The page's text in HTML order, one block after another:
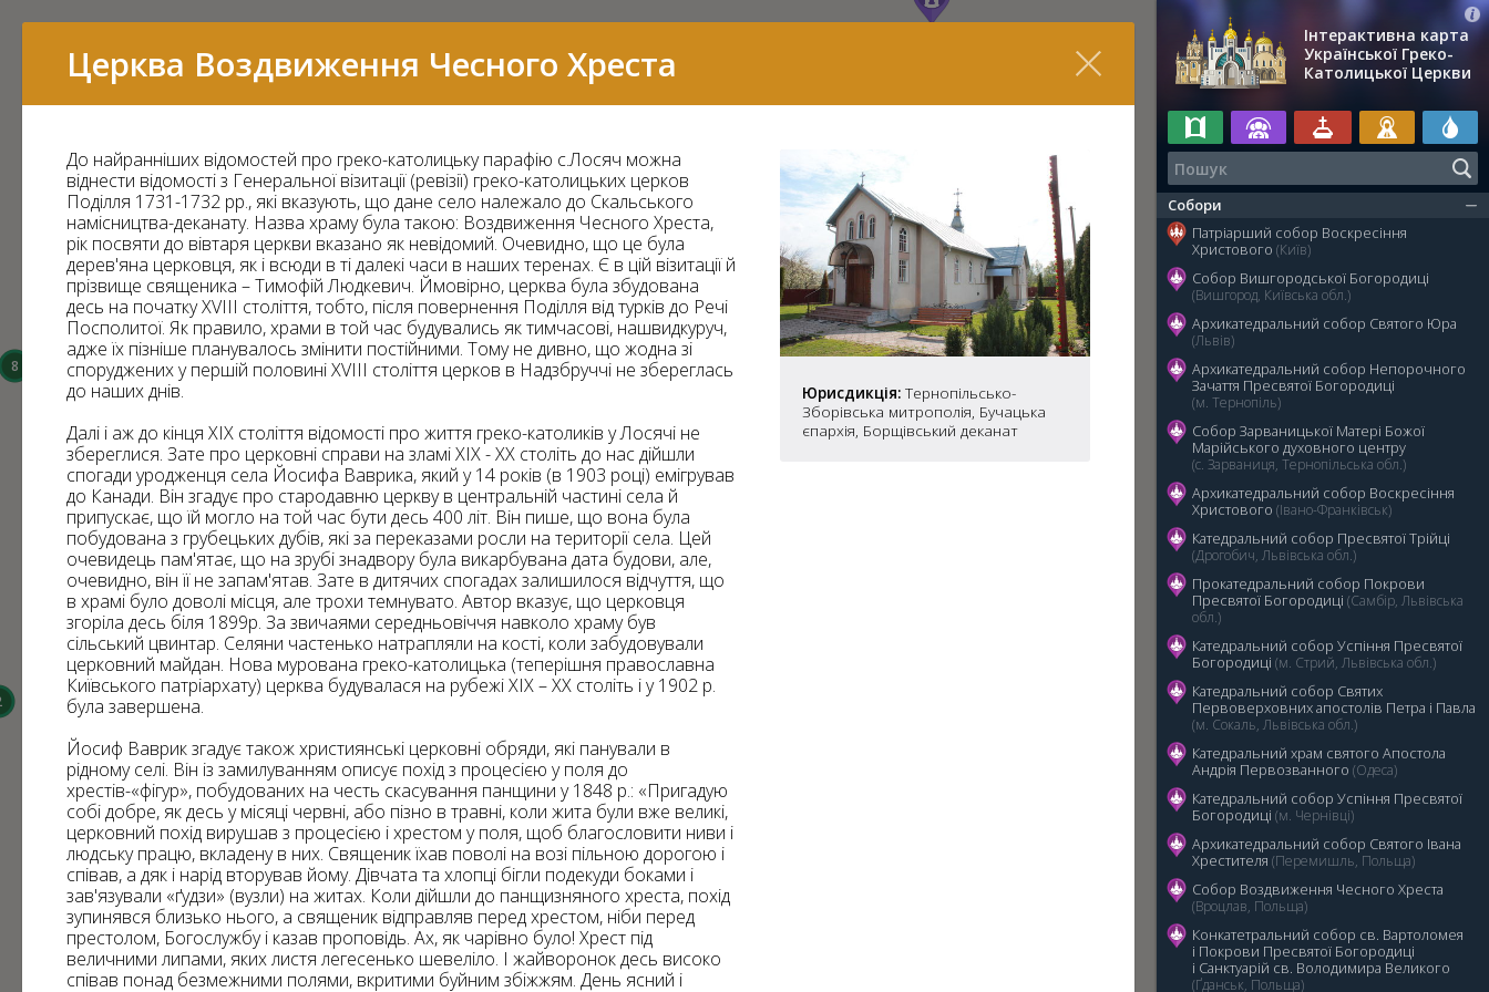
Інтерактивна карта
Української Греко-
Католицької Церкви
Собори
Патріарший собор Воскресіння
Христового (Київ)
Собор Вишгородської Богородиці
(Вишгород, Київська обл.)
Архикатедральний собор Святого Юра
(Львів)
Архикатедральний собор Непорочного
Зачаття Пресвятої Богородиці
(м. Тернопіль)
Собор Зарваницької Матері Божої
Марійського духовного центру
(с. Зарваниця, Тернопільська обл.)
Архикатедральний собор Воскресіння
Христового (Івано-Франківськ)
Катедральний собор Пресвятої Трійці
(Дрогобич, Львівська обл.)
Прокатедральний собор Покрови
Пресвятої Богородиці (Самбір, Львівська
обл.)
Катедральний cобор Успіння Пресвятої
Богородиці (м. Стрий, Львівська обл.)
Катедральний собор Святих
Первоверховних апостолів Петра і Павла
(м. Сокаль, Львівська обл.)
Катедральний храм святого Апостола
Андрія Первозванного (Одеса)
Катедральний собор Успіння Пресвятої
Богородиці (м. Чернівці)
Архикатедральний собор Святого Івана
Хрестителя (Перемишль, Польща)
Собор Воздвиження Чесного Хреста
(Вроцлав, Польща)
Конкатетральний собор св. Вартоломея
і Покрови Пресвятої Богородиці
i Санктуарій св. Володимира Великого
(Ґданськ, Польща)
Церква Воздвиження Чесного Хреста
Юрисдикція: Тернопільсько-
Зборівська митрополія, Бучацька
єпархія, Борщівський деканат
До найранніших відомостей про греко-католицьку парафію с.Лосяч можна
віднести відомості з Генеральної візитації (ревізії) греко-католицьких церков
Поділля 1731-1732 рр., які вказують, що дане село належало до Скальського
намісництва-деканату. Назва храму була такою: Воздвиження Чесного Хреста,
рік посвяти до вівтаря церкви вказано як невідомий. Очевидно, що це була
дерев'яна церковця, як і всюди в ті далекі часи в наших теренах. Є в цій візитації й
прізвище священика – Тимофій Людкевич. Ймовірно, церква була збудована
десь на початку ХVІІІ століття, тобто, після повернення Поділля від турків до Речі
Посполитої. Як правило, храми в той час будувались як тимчасові, нашвидкуруч,
адже їх пізніше планувалось змінити постійними. Тому не дивно, що жодна зі
споруджених у першій половині ХVІІІ століття церков в Надзбруччі не збереглась
до наших днів.
Далі і аж до кінця ХІХ століття відомості про життя греко-католиків у Лосячі не
збереглися. Зате про церковні справи на зламі ХІХ - ХХ століть до нас дійшли
спогади уродженця села Йосифа Ваврика, який у 14 років (в 1903 році) емігрував
до Канади. Він згадує про стародавню церкву в центральній частині села й
припускає, що їй могло на той час бути десь 400 літ. Він пише, що вона була
побудована з грубецьких дубів, які за переказами росли на території села. Цей
очевидець пам'ятає, що на зрубі знадвору була викарбувана дата будови, але,
очевидно, він її не запам'ятав. Зате в дитячих спогадах залишилося відчуття, що
в храмі було доволі місця, але трохи темнувато. Автор вказує, що церковця
згоріла десь біля 1899р. За звичаями середньовіччя навколо храму був
сільський цвинтар. Селяни частенько натрапляли на кості, коли забудовували
церковний майдан. Нова мурована греко-католицька (теперішня православна
Київського патріархату) церква будувалася на рубежі ХІХ – ХХ століть і у 1902 р.
була завершена.
Йосиф Ваврик згадує також християнські церковні обряди, які панували в
рідному селі. Він із замилуванням описує похід з процесією у поля до
хрестів-«фігур», побудованих на честь скасування панщини у 1848 р.: «Пригадую
собі добре, як десь у місяці червні, або пізно в травні, коли жита були вже великі,
церковний похід вирушав з процесією і хрестом у поля, щоб благословити ниви і
людську працю, вкладену в них. Священик їхав поволі на возі пільною дорогою і
співав, а дяк і нарід вторував йому. Дівчата та хлопці бігли подекуди боками і
зав'язували «ґудзи» (вузли) на житах. Коли дійшли до панщизняного хреста, похід
зупинявся близько нього, а священик відправляв перед хрестом, ніби перед
престолом, Богослужбу і казав проповідь. Ах, як чарівно було! Хрест під
величними липами, яких листя легесенько шевеліло. І жайворонок десь високо
співав понад безмежними полями, вкритими буйним збіжжям. День ясний і
37
824
720
16
182
43
22
276
15
11
5
10
6
10
7
16
31
14
59
8
3
70
2
2